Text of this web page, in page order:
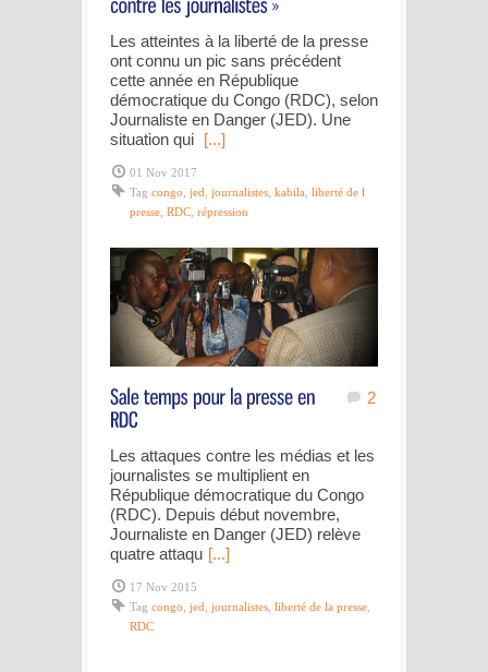
Les atteintes à la liberté de la presse
ont connu un pic sans précédent
cette année en République
démocratique du Congo (RDC), selon
Journaliste en Danger (JED). Une
situation qui [...]
01 Nov 2017
Tag congo jed journalistes kabila liberté de l
presse RDC répression
2
Les attaques contre les médias et les
journalistes se multiplient en
République démocratique du Congo
(RDC). Depuis début novembre,
Journaliste en Danger (JED) relève
quatre attaqu [...]
17 Nov 2015
Tag congo jed journalistes liberté de la presse
RDC